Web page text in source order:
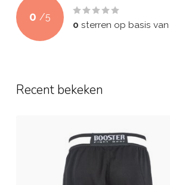
0 /5
0 sterren op basis van
Recent bekeken